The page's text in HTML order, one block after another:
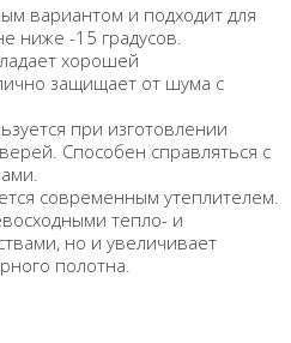
вариантом и подходит для
ниже -15 градусов.
хорошей
защищает от шума с
при изготовлении
Способен справляться с
современным утеплителем.
тепло- и
но и увеличивает
полотна.